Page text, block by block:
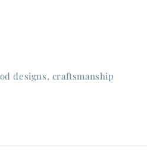
designs, craftsmanship